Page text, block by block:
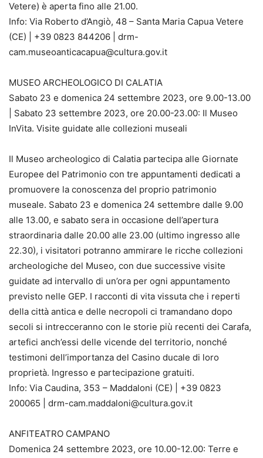
Vetere) è aperta fino alle 21.00.
Info: Via Roberto d’Angiò, 48 – Santa Maria Capua Vetere
(CE) | +39 0823 844206 | drm-
cam.museoanticacapua@cultura.gov.it
MUSEO ARCHEOLOGICO DI CALATIA
Sabato 23 e domenica 24 settembre 2023, ore 9.00-13.00
| Sabato 23 settembre 2023, ore 20.00-23.00: Il Museo
InVita. Visite guidate alle collezioni museali
Il Museo archeologico di Calatia partecipa alle Giornate
Europee del Patrimonio con tre appuntamenti dedicati a
promuovere la conoscenza del proprio patrimonio
museale. Sabato 23 e domenica 24 settembre dalle 9.00
alle 13.00, e sabato sera in occasione dell’apertura
straordinaria dalle 20.00 alle 23.00 (ultimo ingresso alle
22.30), i visitatori potranno ammirare le ricche collezioni
archeologiche del Museo, con due successive visite
guidate ad intervallo di un’ora per ogni appuntamento
previsto nelle GEP. I racconti di vita vissuta che i reperti
della città antica e delle necropoli ci tramandano dopo
secoli si intrecceranno con le storie più recenti dei Carafa,
artefici anch’essi delle vicende del territorio, nonché
testimoni dell’importanza del Casino ducale di loro
proprietà. Ingresso e partecipazione gratuiti.
Info: Via Caudina, 353 – Maddaloni (CE) | +39 0823
200065 | drm-cam.maddaloni@cultura.gov.it
ANFITEATRO CAMPANO
Domenica 24 settembre 2023, ore 10.00-12.00: Terre e